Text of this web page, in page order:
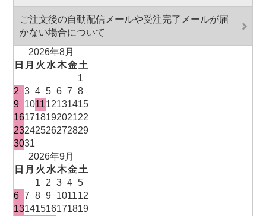
ご注文後の自動配信メールや受注完了メールが届
かない場合について
2026年8月
日 月 火 水木金土
1
2
3 4 5 6 7
8
9 101112131415
16171819202122
23242526272829
3031
2026年9月
日 月 火 水木金土
1
2 3 4 5
6 7 8 9 101112
13141516171819